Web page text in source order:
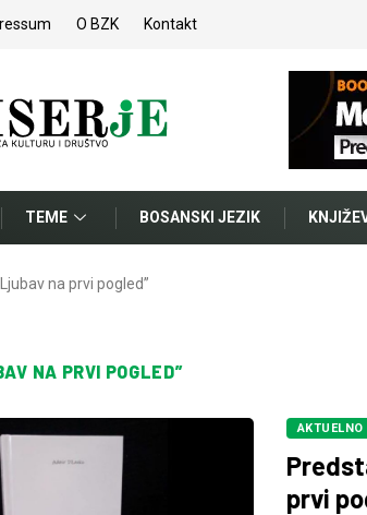
O BZK Kontakt
TEME BOSANSKI JEZIK
na prvi pogled”
NA PRVI POGLED”
AKTUELNO
prvi